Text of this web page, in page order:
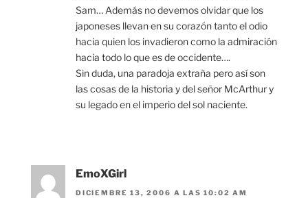
Sam… Además no devemos olvidar que los
japoneses llevan en su corazón tanto el odio
hacia quien los invadieron como la admiración
hacia todo lo que es de occidente….
Sin duda, una paradoja extraña pero así son
las cosas de la historia y del señor McArthur y
su legado en el imperio del sol naciente.
EmoXGirl
DICIEMBRE 13, 2006 A LAS 10:02 AM